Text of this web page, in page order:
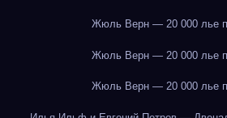
Жюль Верн — 20 000 лье
Жюль Верн — 20 000 лье
Жюль Верн — 20 000 лье